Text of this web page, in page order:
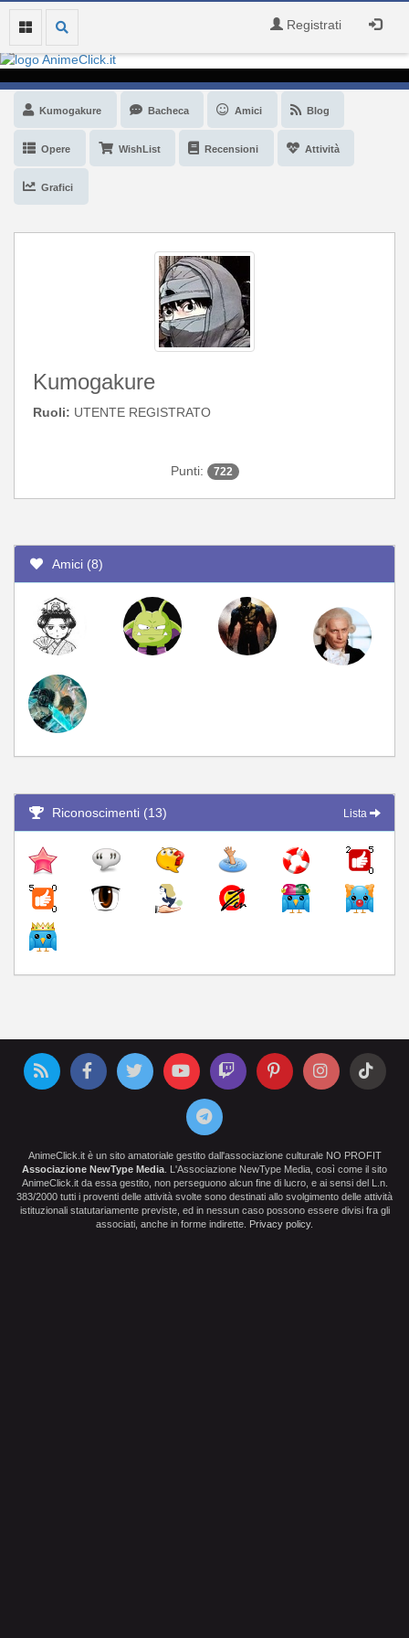
Registrati
Kumogakure Bacheca Amici Blog
Opere WishList Recensioni Attività
Grafici
Kumogakure
Ruoli: UTENTE REGISTRATO
Punti: 722
Amici (8)
Riconoscimenti (13) Lista
AnimeClick.it è un sito amatoriale gestito dall'associazione culturale NO PROFIT
Associazione NewType Media . L'Associazione NewType Media, così come il sito
AnimeClick.it da essa gestito, non perseguono alcun fine di lucro, e ai sensi del L.n.
383/2000 tutti i proventi delle attività svolte sono destinati allo svolgimento delle attività
istituzionali statutariamente previste, ed in nessun caso possono essere divisi fra gli
associati, anche in forme indirette.
Privacy policy.